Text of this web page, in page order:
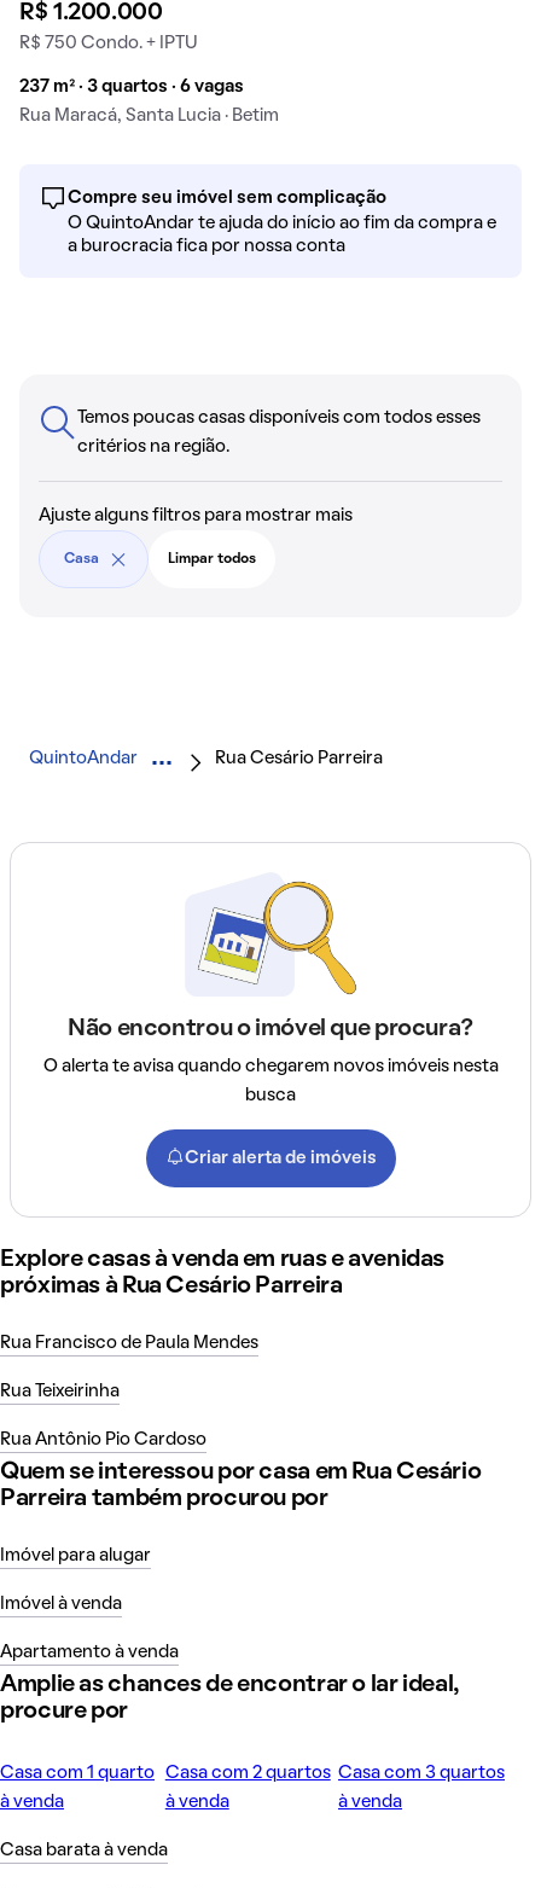
R$ 1.200.000
R$ 750 Condo. + IPTU
237 m² · 3 quartos · 6 vagas
Rua Maracá, Santa Lucia · Betim
Compre seu imóvel sem complicação
O QuintoAndar te ajuda do início ao fim da compra e
a burocracia fica por nossa conta
Temos poucas casas disponíveis com todos esses
critérios na região.
Ajuste alguns filtros para mostrar mais
Casa Limpar todos
QuintoAndar Rua Cesário Parreira
Não encontrou o imóvel que procura?
O alerta te avisa quando chegarem novos imóveis nesta
busca
Criar alerta de imóveis
Explore casas à venda em ruas e avenidas
próximas à Rua Cesário Parreira
Rua Francisco de Paula Mendes
Rua Teixeirinha
Rua Antônio Pio Cardoso
Quem se interessou por casa em Rua Cesário
Parreira também procurou por
Imóvel para alugar
Imóvel à venda
Apartamento à venda
Amplie as chances de encontrar o lar ideal,
procure por
Casa com 1 quarto
à venda
Casa com 2 quartos
à venda
Casa com 3 quartos
à venda
Casa barata à venda